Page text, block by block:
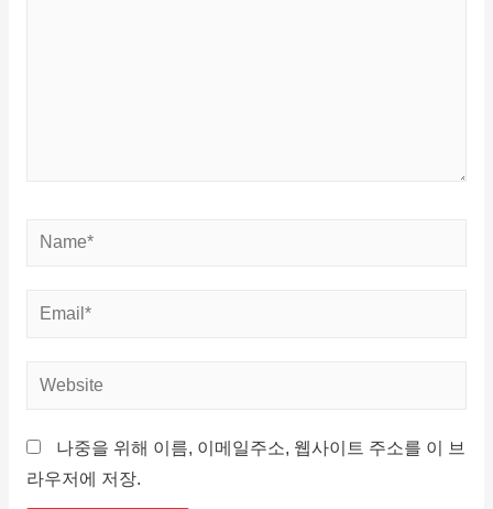
나중을 위해 이름, 이메일주소, 웹사이트 주소를 이 브
라우저에 저장.